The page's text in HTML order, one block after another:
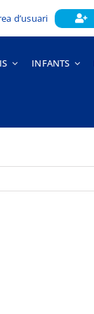
d’usuari
INFANTS